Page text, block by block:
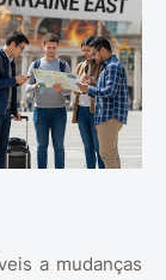
a mudanças